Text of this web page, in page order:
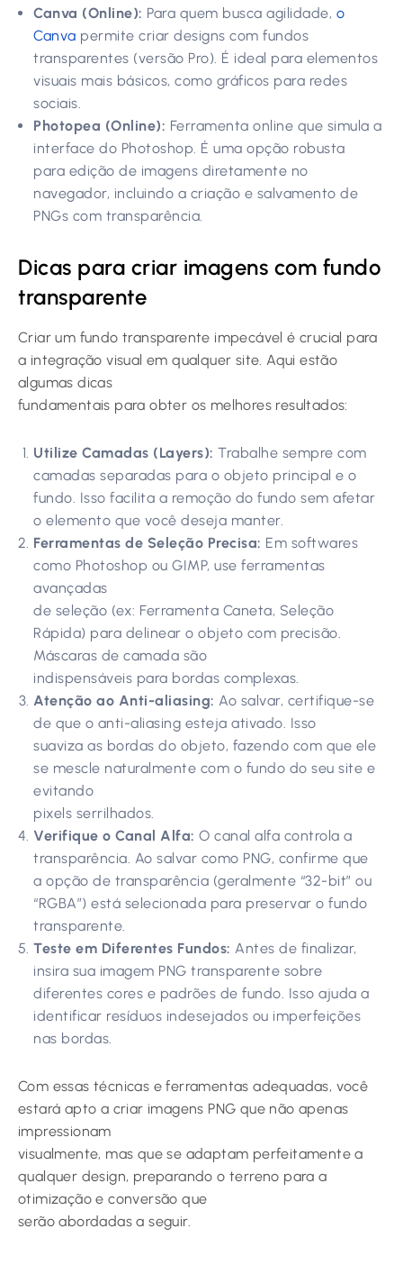
Canva (Online): Para quem busca agilidade, o
Canva permite criar designs com fundos
transparentes (versão Pro). É ideal para elementos
visuais mais básicos, como gráficos para redes
sociais.
Photopea (Online): Ferramenta online que simula a
interface do Photoshop. É uma opção robusta
para edição de imagens diretamente no
navegador, incluindo a criação e salvamento de
PNGs com transparência.
Dicas para criar imagens com fundo
transparente
Criar um fundo transparente impecável é crucial para
a integração visual em qualquer site. Aqui estão
algumas dicas
fundamentais para obter os melhores resultados:
Utilize Camadas (Layers): Trabalhe sempre com
camadas separadas para o objeto principal e o
fundo. Isso facilita a remoção do fundo sem afetar
o elemento que você deseja manter.
Ferramentas de Seleção Precisa: Em softwares
como Photoshop ou GIMP, use ferramentas
avançadas
de seleção (ex: Ferramenta Caneta, Seleção
Rápida) para delinear o objeto com precisão.
Máscaras de camada são
indispensáveis para bordas complexas.
Atenção ao Anti-aliasing: Ao salvar, certifique-se
de que o anti-aliasing esteja ativado. Isso
suaviza as bordas do objeto, fazendo com que ele
se mescle naturalmente com o fundo do seu site e
evitando
pixels serrilhados.
Verifique o Canal Alfa: O canal alfa controla a
transparência. Ao salvar como PNG, confirme que
a opção de transparência (geralmente “32-bit” ou
“RGBA”) está selecionada para preservar o fundo
transparente.
Teste em Diferentes Fundos: Antes de finalizar,
insira sua imagem PNG transparente sobre
diferentes cores e padrões de fundo. Isso ajuda a
identificar resíduos indesejados ou imperfeições
nas bordas.
Com essas técnicas e ferramentas adequadas, você
estará apto a criar imagens PNG que não apenas
impressionam
visualmente, mas que se adaptam perfeitamente a
qualquer design, preparando o terreno para a
otimização e conversão que
serão abordadas a seguir.